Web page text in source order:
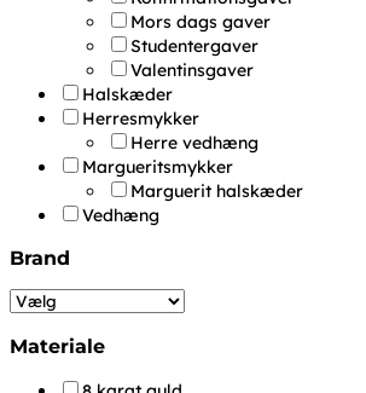
Mors dags gaver
Studentergaver
Valentinsgaver
Halskæder
Herresmykker
Herre vedhæng
Margueritsmykker
Marguerit halskæder
Vedhæng
Brand
Materiale